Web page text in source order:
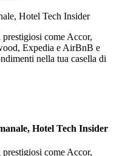
Hotel Tech Insider
come Accor,
Expedia e AirBnB e
nella tua casella di
Hotel Tech Insider
come Accor,